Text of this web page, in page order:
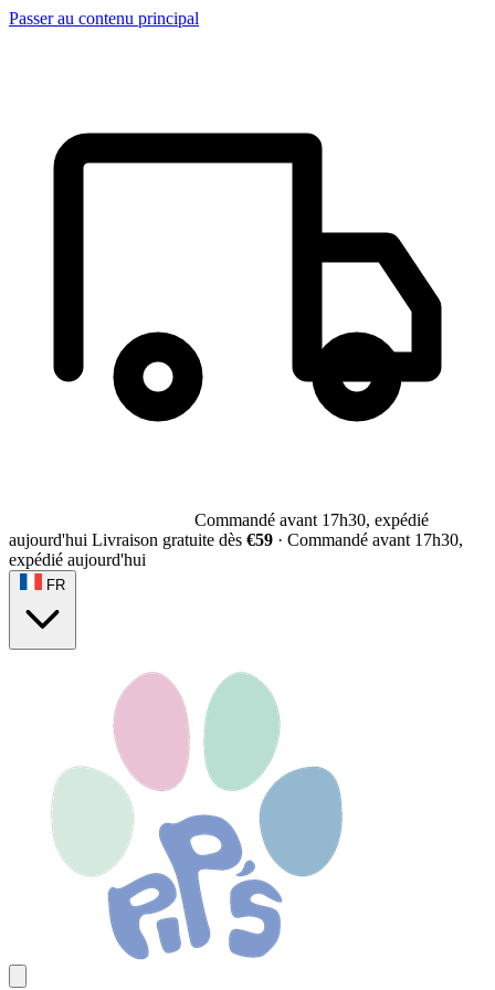
Passer au contenu principal
Commandé avant 17h30, expédié
aujourd'hui Livraison gratuite dès €59 · Commandé avant 17h30,
expédié aujourd'hui
FR